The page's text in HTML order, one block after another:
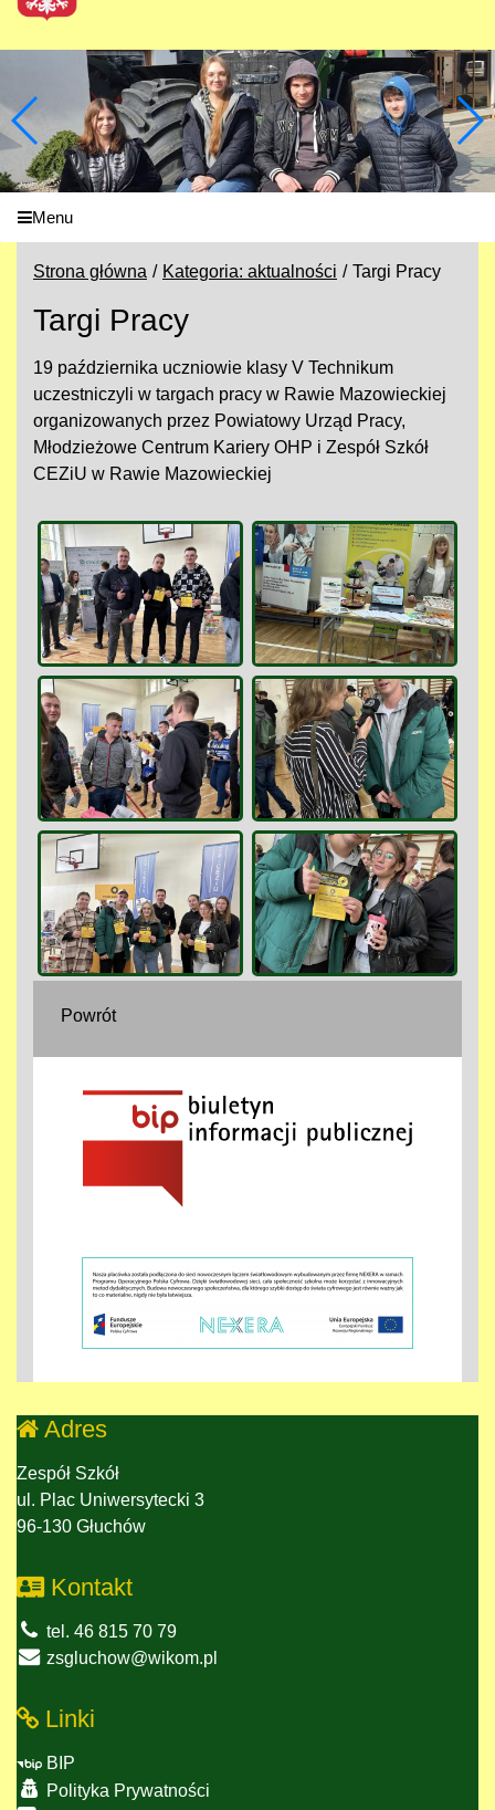
Menu
Strona główna Kategoria: aktualności Targi Pracy
Targi Pracy
19 października uczniowie klasy V Technikum
uczestniczyli w targach pracy w Rawie Mazowieckiej
organizowanych przez Powiatowy Urząd Pracy,
Młodzieżowe Centrum Kariery OHP i Zespół Szkół
CEZiU w Rawie Mazowieckiej
Powrót
Adres
Zespół Szkół
ul. Plac Uniwersytecki 3
96-130 Głuchów
Kontakt
tel. 46 815 70 79
zsgluchow@wikom.pl
Linki
BIP
Polityka Prywatności